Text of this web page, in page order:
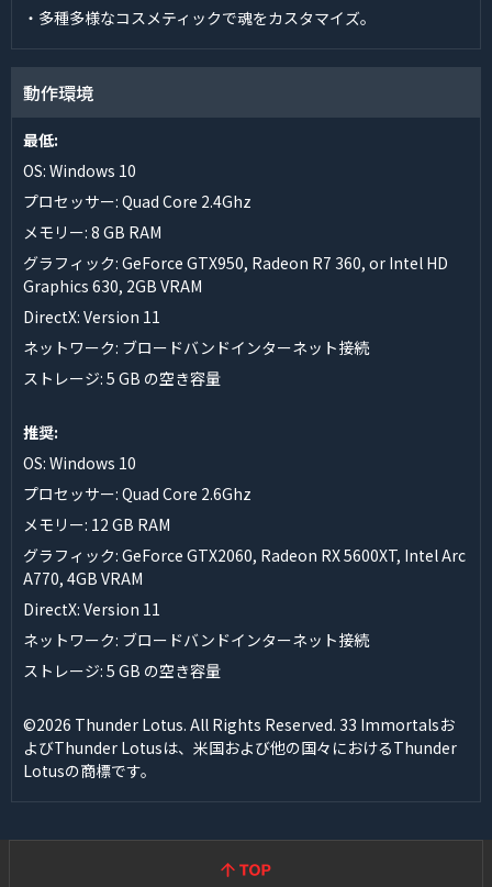
・多種多様なコスメティックで魂をカスタマイズ。
動作環境
最低:
OS: Windows 10
プロセッサー: Quad Core 2.4Ghz
メモリー: 8 GB RAM
グラフィック: GeForce GTX950, Radeon R7 360, or Intel HD
Graphics 630, 2GB VRAM
DirectX: Version 11
ネットワーク: ブロードバンドインターネット接続
ストレージ: 5 GB の空き容量
推奨:
OS: Windows 10
プロセッサー: Quad Core 2.6Ghz
メモリー: 12 GB RAM
グラフィック: GeForce GTX2060, Radeon RX 5600XT, Intel Arc
A770, 4GB VRAM
DirectX: Version 11
ネットワーク: ブロードバンドインターネット接続
ストレージ: 5 GB の空き容量
©2026 Thunder Lotus. All Rights Reserved. 33 Immortalsお
よびThunder Lotusは、米国および他の国々におけるThunder
Lotusの商標です。